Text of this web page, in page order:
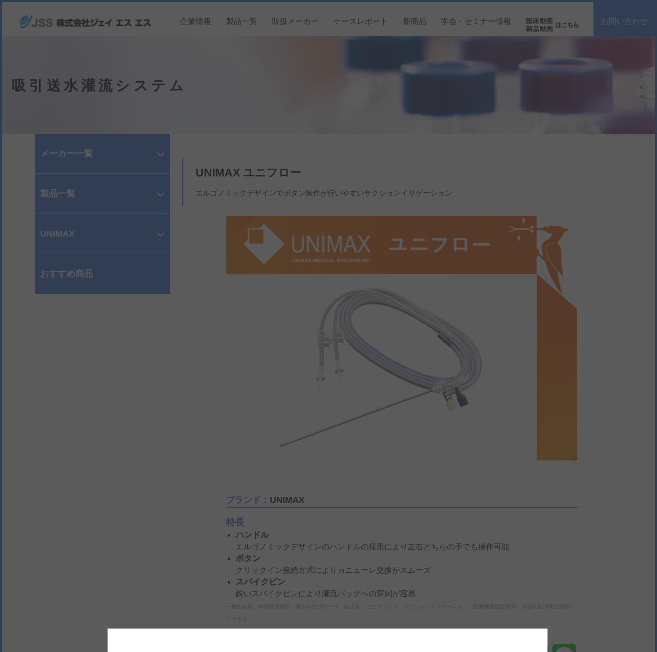
企業情報 製品一覧 取扱メーカー ケースレポート 新商品 学会・セミナー情報 お問い合わせ
吸引送水灌流システム
メーカー一覧
製品一覧
UNIMAX
おすすめ商品
UNIMAX ユニフロー
エルゴノミックデザインでボタン操作が行いやすいサクションイリゲーション
ブランド： UNIMAX
特長
ハンドル
エルゴノミックデザインのハンドルの採用により左右どちらの手でも操作可能
ボタン
クリックイン接続方式によりカニューレ交換がスムーズ
スパイクピン
鋭いスパイクピンにより灌流バッグへの穿刺が容易
一般的名称：内視鏡用灌流・吸引向けプローブ 販売名：ユニマックス サクションイリゲーション 医療機器認証番号：302ACBZX00016000
クラスⅡ